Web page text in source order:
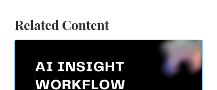
Related Content